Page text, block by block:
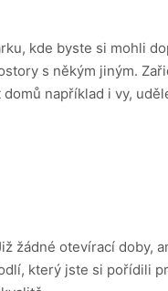
kde byste si mohli
s někým jiným.
například i vy,
žádné otevírací doby,
který jste si pořídili